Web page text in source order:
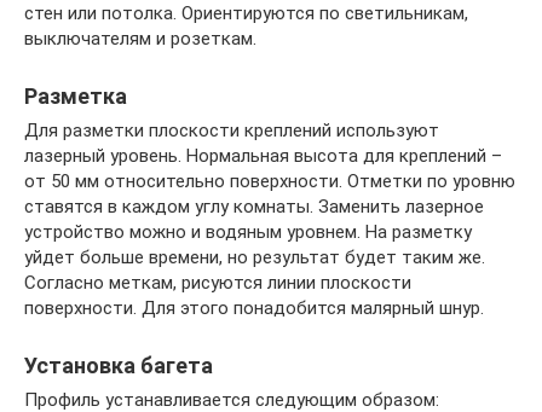
стен или потолка. Ориентируются по светильникам,
выключателям и розеткам.
Разметка
Для разметки плоскости креплений используют
лазерный уровень. Нормальная высота для креплений –
от 50 мм относительно поверхности. Отметки по уровню
ставятся в каждом углу комнаты. Заменить лазерное
устройство можно и водяным уровнем. На разметку
уйдет больше времени, но результат будет таким же.
Согласно меткам, рисуются линии плоскости
поверхности. Для этого понадобится малярный шнур.
Установка багета
Профиль устанавливается следующим образом: